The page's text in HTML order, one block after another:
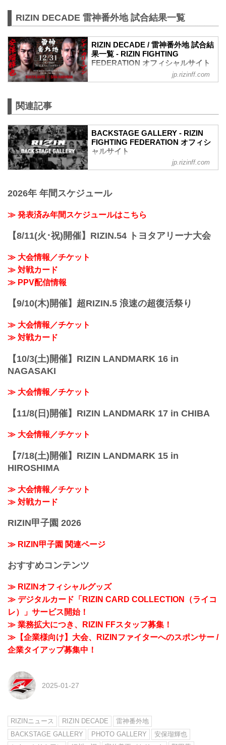
RIZIN DECADE 雷神番外地 試合結果一覧
RIZIN DECADE / 雷神番外地 試合結
果一覧 - RIZIN FIGHTING
FEDERATION オフィシャルサイト
第7試合／安保瑠輝也 vs. シナ・カリミア
（WIN）安保瑠輝也 vs. シナ・カリミア
ン（LOSE）
6R 2分00秒 判定（3-0）
≫ 試合結果詳細
第6試合／細川一颯 vs. 宇佐美正パトリッ
RIZIN オープンフィンガーグローブ キッ
（LOSE）細川一颯 vs. 宇佐美正パトリッ
2R 2分59秒 TKO（レフェリーストップ）
≫ 試合結果詳...
jp.rizinff.com
関連記事
BACKSTAGE GALLERY - RIZIN
FIGHTING FEDERATION オフィシ
ャルサイト
BACKSTAGE GALLERY の記事一覧 - 格
イジン ファイティング フェデレーショ
いきます。
jp.rizinff.com
2026年 年間スケジュール
≫ 発表済み年間スケジュールはこちら
【8/11(火･祝)開催】RIZIN.54 トヨタアリーナ大会
≫ 大会情報／チケット
≫ 対戦カード
≫ PPV配信情報
【9/10(木)開催】超RIZIN.5 浪速の超復活祭り
≫ 大会情報／チケット
≫ 対戦カード
【10/3(土)開催】RIZIN LANDMARK 16 in
NAGASAKI
≫ 大会情報／チケット
【11/8(日)開催】RIZIN LANDMARK 17 in CHIBA
≫ 大会情報／チケット
【7/18(土)開催】RIZIN LANDMARK 15 in
HIROSHIMA
≫ 大会情報／チケット
≫ 対戦カード
RIZIN甲子園 2026
≫ RIZIN甲子園 関連ページ
おすすめコンテンツ
≫ RIZINオフィシャルグッズ
≫ デジタルカード「RIZIN CARD COLLECTION（ライコ
レ）」サービス開始！
≫ 業務拡大につき、RIZIN FFスタッフ募集！
≫【企業様向け】大会、RIZINファイターへのスポンサー /
企業タイアップ募集中！
2025-01-27
RIZINニュース RIZIN DECADE
雷神番外地
BACKSTAGE GALLERY
PHOTO GALLERY
安保瑠輝也